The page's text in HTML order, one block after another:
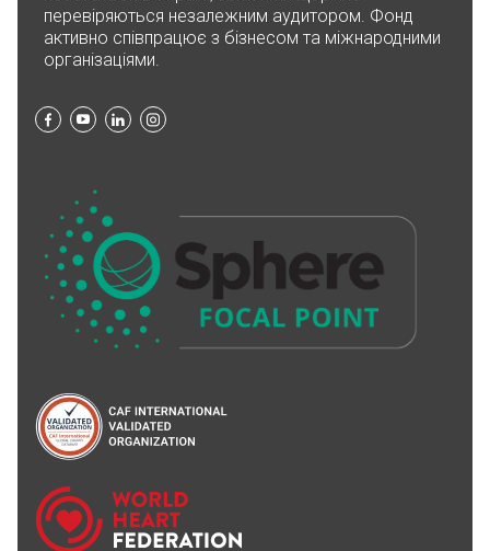
перевіряються незалежним аудитором. Фонд
активно співпрацює з бізнесом та міжнародними
організаціями.